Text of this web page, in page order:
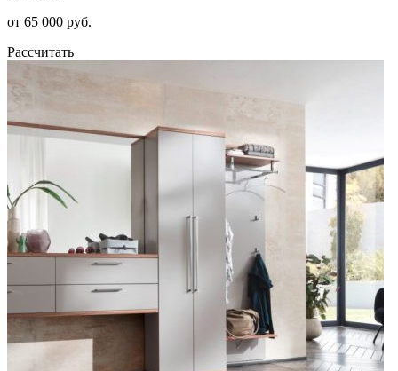
от 65 000 руб.
Рассчитать